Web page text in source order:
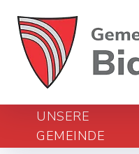
UNSERE
GEMEINDE